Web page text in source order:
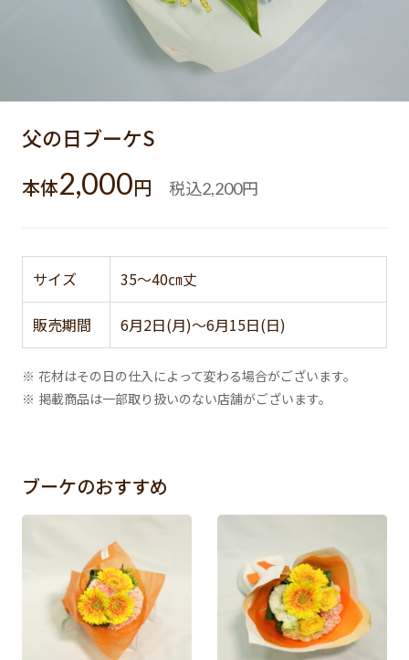
父の日ブーケS
本体2,000円 税込2,200円
サイズ 35～40㎝丈
販売期間 6月2日(月)～6月15日(日)
※ 花材はその日の仕入によって変わる場合がございます。
※ 掲載商品は一部取り扱いのない店舗がございます。
ブーケのおすすめ